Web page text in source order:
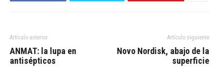
Artículo anterior
ANMAT: la lupa en
antisépticos
Artículo siguiente
Novo Nordisk, abajo de la
superficie